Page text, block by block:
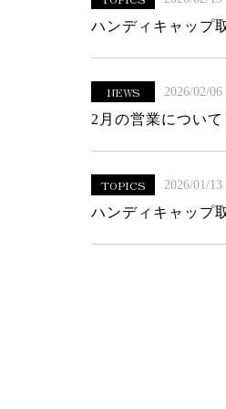
ハンディキャップ
NEWS 2026/02/06
2月の営業について
TOPICS 2026/01/13
ハンディキャップ